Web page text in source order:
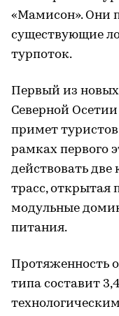
«Мамисон». Они
существующие
турпоток.
Первый из
Северной
примет
рамках первого
действовать две
трасс, открытая
модульные
питания.
Протяженность
типа составит